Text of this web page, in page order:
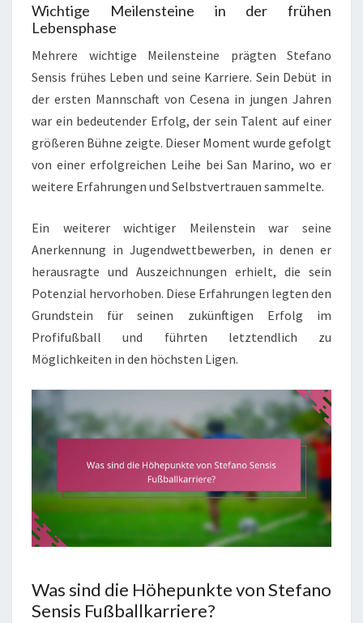
Wichtige Meilensteine in der frühen
Lebensphase
Mehrere wichtige Meilensteine prägten Stefano
Sensis frühes Leben und seine Karriere. Sein Debüt in
der ersten Mannschaft von Cesena in jungen Jahren
war ein bedeutender Erfolg, der sein Talent auf einer
größeren Bühne zeigte. Dieser Moment wurde gefolgt
von einer erfolgreichen Leihe bei San Marino, wo er
weitere Erfahrungen und Selbstvertrauen sammelte.
Ein weiterer wichtiger Meilenstein war seine
Anerkennung in Jugendwettbewerben, in denen er
herausragte und Auszeichnungen erhielt, die sein
Potenzial hervorhoben. Diese Erfahrungen legten den
Grundstein für seinen zukünftigen Erfolg im
Profifußball und führten letztendlich zu
Möglichkeiten in den höchsten Ligen.
Was sind die Höhepunkte von Stefano
Sensis Fußballkarriere?